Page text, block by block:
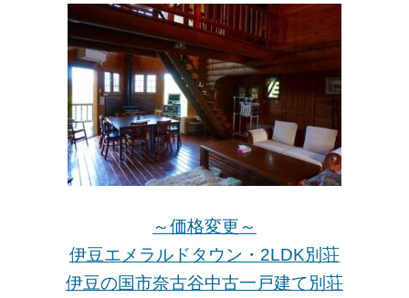
～価格変更～
伊豆エメラルドタウン・2LDK別荘
伊豆の国市奈古谷中古一戸建て別荘